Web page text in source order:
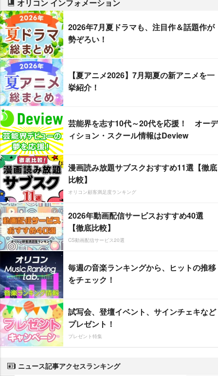
オリコン インフォメーション
2026年7月夏ドラマも、注目作＆話題作が
勢ぞろい！
【夏アニメ2026】7月期夏の新アニメを一
挙紹介！
芸能界を志す10代～20代を応援！ オーデ
ィション・スクール情報はDeview
漫画読み放題サブスクおすすめ11選【徹底
比較】
オリコン顧客満足度ランキング
2026年動画配信サービスおすすめ40選
【徹底比較】
CS動画配信サービス20選
毎週の音楽ランキングから、ヒットの推移
をチェック！
試写会、登壇イベント、サインチェキなど
プレゼント！
プレゼント特集
ニュース記事アクセスランキング